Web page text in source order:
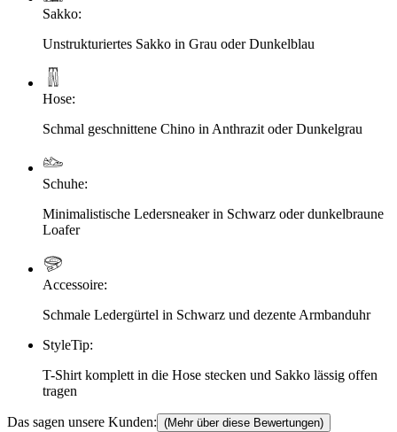
Sakko:
Unstrukturiertes Sakko in Grau oder Dunkelblau
Hose:
Schmal geschnittene Chino in Anthrazit oder Dunkelgrau
Schuhe:
Minimalistische Ledersneaker in Schwarz oder dunkelbraune
Loafer
Accessoire:
Schmale Ledergürtel in Schwarz und dezente Armbanduhr
StyleTip:
T-Shirt komplett in die Hose stecken und Sakko lässig offen
tragen
Das sagen unsere Kunden: (Mehr über diese Bewertungen)